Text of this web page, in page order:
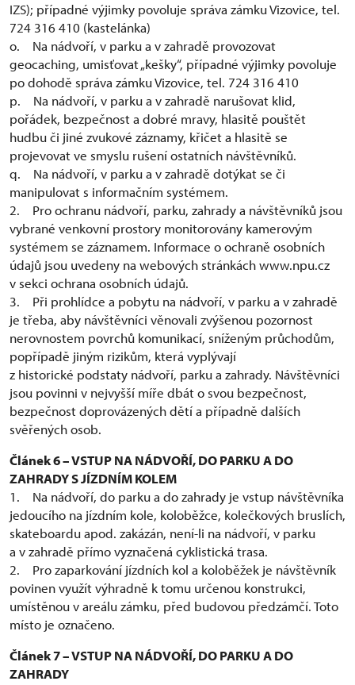
IZS); případné výjimky povoluje správa zámku Vizovice, tel.
724 316 410 (kastelánka)
o. Na nádvoří, v parku a v zahradě provozovat
geocaching, umisťovat „kešky“, případné výjimky povoluje
po dohodě správa zámku Vizovice, tel. 724 316 410
p. Na nádvoří, v parku a v zahradě narušovat klid,
pořádek, bezpečnost a dobré mravy, hlasitě pouštět
hudbu či jiné zvukové záznamy, křičet a hlasitě se
projevovat ve smyslu rušení ostatních návštěvníků.
q. Na nádvoří, v parku a v zahradě dotýkat se či
manipulovat s informačním systémem.
2. Pro ochranu nádvoří, parku, zahrady a návštěvníků jsou
vybrané venkovní prostory monitorovány kamerovým
systémem se záznamem. Informace o ochraně osobních
údajů jsou uvedeny na webových stránkách www.npu.cz
v sekci ochrana osobních údajů.
3. Při prohlídce a pobytu na nádvoří, v parku a v zahradě
je třeba, aby návštěvníci věnovali zvýšenou pozornost
nerovnostem povrchů komunikací, sníženým průchodům,
popřípadě jiným rizikům, která vyplývají
z historické podstaty nádvoří, parku a zahrady. Návštěvníci
jsou povinni v nejvyšší míře dbát o svou bezpečnost,
bezpečnost doprovázených dětí a případně dalších
svěřených osob.
Článek 6 – VSTUP NA NÁDVOŘÍ, DO PARKU A DO
ZAHRADY S JÍZDNÍM KOLEM
1. Na nádvoří, do parku a do zahrady je vstup návštěvníka
jedoucího na jízdním kole, koloběžce, kolečkových bruslích,
skateboardu apod. zakázán, není-li na nádvoří, v parku
a v zahradě přímo vyznačená cyklistická trasa.
2. Pro zaparkování jízdních kol a koloběžek je návštěvník
povinen využít výhradně k tomu určenou konstrukci,
umístěnou v areálu zámku, před budovou předzámčí. Toto
místo je označeno.
Článek 7 – VSTUP NA NÁDVOŘÍ, DO PARKU A DO
ZAHRADY